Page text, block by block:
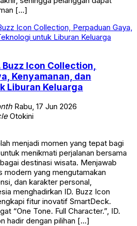
[…]
Buzz Icon Collection,
Kenyamanan, dan
Liburan Keluarga
Rabu, 17 Jun 2026
Otokini
menjadi momen yang tepat bagi
menikmati perjalanan bersama
destinasi wisata. Menjawab
modern yang mengutamakan
dan karakter personal,
menghadirkan ID. Buzz Icon
fitur inovatif SmartDeck.
“One Tone. Full Character.”, ID.
hadir dengan pilihan […]